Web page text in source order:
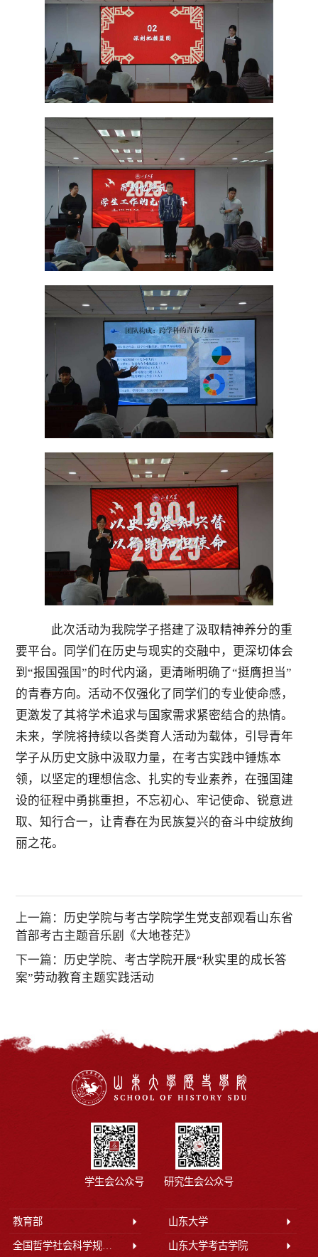
此次活动为我院学子搭建了汲取精神养分的重
要平台。同学们在历史与现实的交融中，更深切体会
到“报国强国”的时代内涵，更清晰明确了“挺膺担当”
的青春方向。活动不仅强化了同学们的专业使命感，
更激发了其将学术追求与国家需求紧密结合的热情。
未来，学院将持续以各类育人活动为载体，引导青年
学子从历史文脉中汲取力量，在考古实践中锤炼本
领，以坚定的理想信念、扎实的专业素养，在强国建
设的征程中勇挑重担，不忘初心、牢记使命、锐意进
取、知行合一，让青春在为民族复兴的奋斗中绽放绚
丽之花。
上一篇： 历史学院与考古学院学生党支部观看山东省
首部考古主题音乐剧《大地苍茫》
下一篇： 历史学院、考古学院开展“秋实里的成长答
案”劳动教育主题实践活动
学生会公众号 研究生会公众号
教育部 山东大学
全国哲学社会科学规划办公室 山东大学考古学院